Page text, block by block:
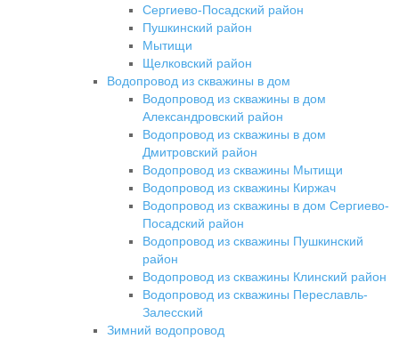
Сергиево-Посадский район
Пушкинский район
Мытищи
Щелковский район
Водопровод из скважины в дом
Водопровод из скважины в дом
Александровский район
Водопровод из скважины в дом
Дмитровский район
Водопровод из скважины Мытищи
Водопровод из скважины Киржач
Водопровод из скважины в дом Сергиево-
Посадский район
Водопровод из скважины Пушкинский
район
Водопровод из скважины Клинский район
Водопровод из скважины Переславль-
Залесский
Зимний водопровод